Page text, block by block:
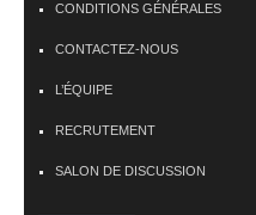
CONDITIONS GÉNÉRALES
CONTACTEZ-NOUS
L’ÉQUIPE
RECRUTEMENT
SALON DE DISCUSSION